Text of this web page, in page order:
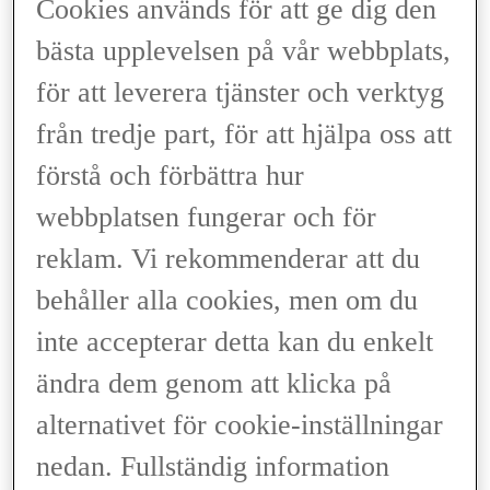
mellan olika leverantörer.
VAD PÅVERKAR RÄCKVIDDEN?
UPPVÄRMNING OCH NERKYLNING
SPARA PÅ ELEN
elbilens klimatanläggning drar det extra mycket el. I vissa fall
upp till hela 30 % av den totala batterikapaciteten. Passa
därför på att värma upp kupén medan du laddar. Då använder
du inte batterikapaciteten i onödan.
YTTRE FAKTORER
TEMPERATUR
Under kalla dagar kan upp till 25 km mer räckvidd uppnås
genom att aktivera ECO-läget. ECO-läget fokuserar mer på
att säkerställa att passagerarna kan hålla sig varma och mindre
på att värma upp resten av kupén.
Cookies används för att ge dig den
bästa upplevelsen på vår webbplats,
för att leverera tjänster och verktyg
från tredje part, för att hjälpa oss att
förstå och förbättra hur
webbplatsen fungerar och för
reklam. Vi rekommenderar att du
behåller alla cookies, men om du
inte accepterar detta kan du enkelt
ändra dem genom att klicka på
alternativet för cookie-inställningar
nedan. Fullständig information